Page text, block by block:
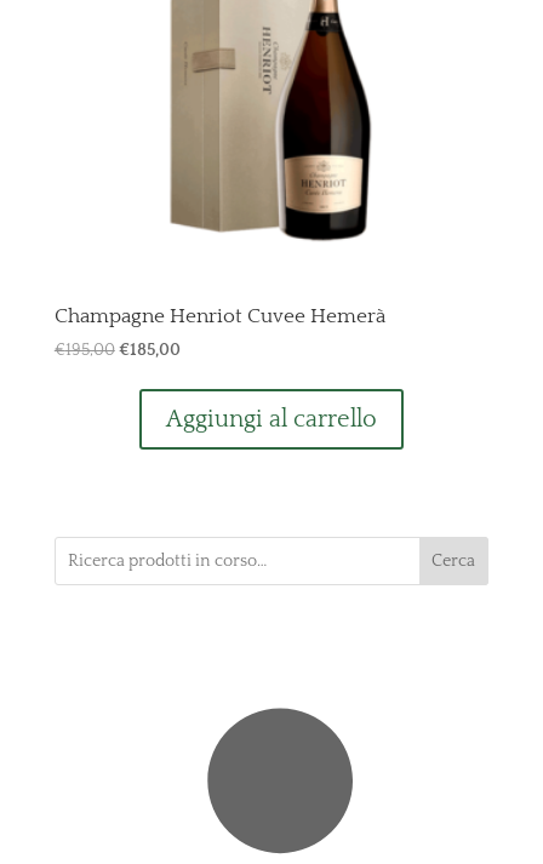
Champagne Henriot Cuvee Hemerà
€195,00 Il
originale
€185,00Il
attuale
è:
Aggiungi al carrello
Cerca